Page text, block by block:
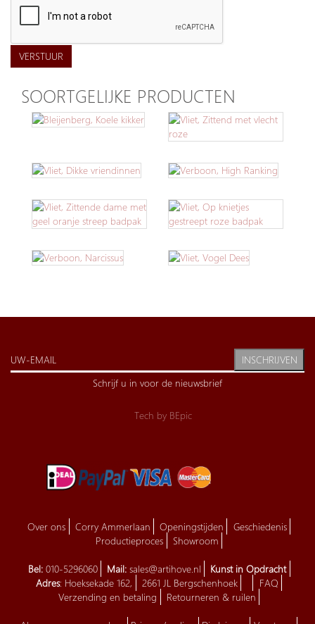
VERSTUUR
SOORTGELIJKE PRODUCTEN
INSCHRIJVEN
Schrijf u in voor de nieuwsbrief
Tech by BEpic
Over ons Corry Ammerlaan Openingstijden
Geschiedenis
Productieproces
Showroom
Bel: 010-5296060 Mail: sales@artihove.nl
Kunst in Opdracht
Adres: Hoeksekade 162, 2661 JL Bergschenhoek
FAQ
Verzending en betaling
Retourneren & ruilen